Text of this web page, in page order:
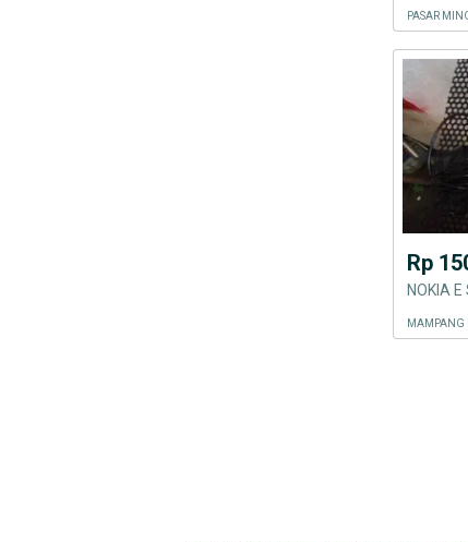
PASAR
Rp
NOKIA
MAMPANG